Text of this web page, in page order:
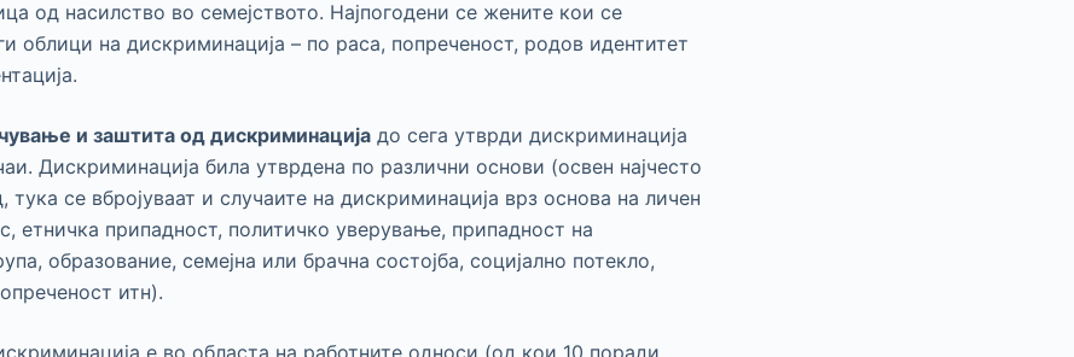
од насилство во семејството. Најпогодени се жените кои се
облици на дискриминација – по раса, попреченост, родов идентитет
и заштита од дискриминација до сега утврди дискриминација
Дискриминација била утврдена по различни основи (освен најчесто
тука се вбројуваат и случаите на дискриминација врз основа на личен
етничка припадност, политичко уверување, припадност на
образование, семејна или брачна состојба, социјално потекло,
итн).
е во областа на работните односи (од кои 10 поради